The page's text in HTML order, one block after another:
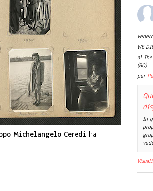
Michelangelo Ceredi ha
WE
al
(BO)
per
In